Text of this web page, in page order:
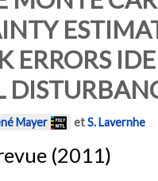
ERRORS
Mayer etS. Lavernhe
(2011)